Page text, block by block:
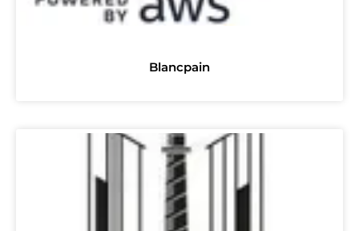
Blancpain